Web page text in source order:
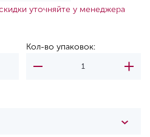
уточняйте у менеджера
Кол-во упаковок: